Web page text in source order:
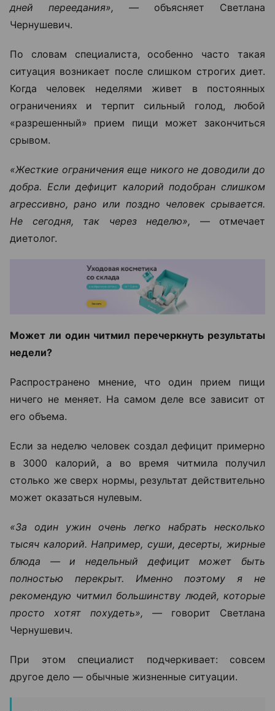
дней переедания», — объясняет Светлана
Чернушевич.
По словам специалиста, особенно часто такая
ситуация возникает после слишком строгих диет.
Когда человек неделями живет в постоянных
ограничениях и терпит сильный голод, любой
«разрешенный» прием пищи может закончиться
срывом.
«Жесткие ограничения еще никого не доводили до
добра. Если дефицит калорий подобран слишком
агрессивно, рано или поздно человек срывается.
Не сегодня, так через неделю», — отмечает
диетолог.
Может ли один читмил перечеркнуть результаты
недели?
Распространено мнение, что один прием пищи
ничего не меняет. На самом деле все зависит от
его объема.
Если за неделю человек создал дефицит примерно
в 3000 калорий, а во время читмила получил
столько же сверх нормы, результат действительно
может оказаться нулевым.
«За один ужин очень легко набрать несколько
тысяч калорий. Например, суши, десерты, жирные
блюда — и недельный дефицит может быть
полностью перекрыт. Именно поэтому я не
рекомендую читмил большинству людей, которые
просто хотят похудеть», — говорит Светлана
Чернушевич.
При этом специалист подчеркивает: совсем
другое дело — обычные жизненные ситуации.